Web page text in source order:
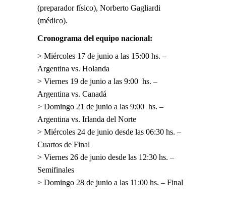
(preparador físico), Norberto Gagliardi
(médico).
Cronograma del equipo nacional:
> Miércoles 17 de junio a las 15:00 hs. –
Argentina vs. Holanda
> Viernes 19 de junio a las 9:00 hs. –
Argentina vs. Canadá
> Domingo 21 de junio a las 9:00 hs. –
Argentina vs. Irlanda del Norte
> Miércoles 24 de junio desde las 06:30 hs. –
Cuartos de Final
> Viernes 26 de junio desde las 12:30 hs. –
Semifinales
> Domingo 28 de junio a las 11:00 hs. – Final